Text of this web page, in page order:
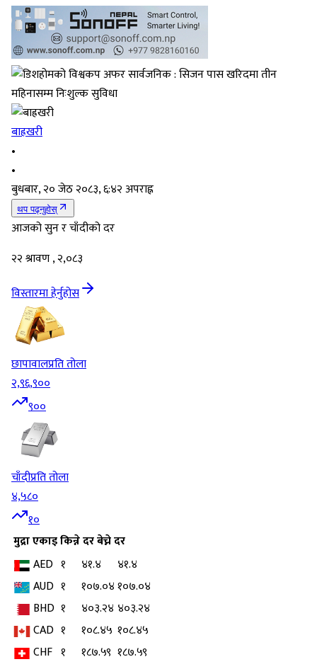
बाह्रखरी
•
•
बुधबार, २० जेठ २०८३, ६:४२ अपराह्न
थप पढ्नुहोस्
आजको सुन र चाँदीको दर
२२ श्रावण , २,०८३
विस्तारमा हेर्नुहोस
छापावालप्रति तोला
२,९६,९००
९००
चाँदीप्रति तोला
४,५८०
१०
मुद्राएकाइकिन्ने दरबेच्ने दर
AED १ ४१.४
४१.४
AUD १ १०७.०४१०७.०४
BHD १ ४०३.२४ ४०३.२४
CAD १ १०८.४५ १०८.४५
CHF १ १८७.५९ १८७.५९